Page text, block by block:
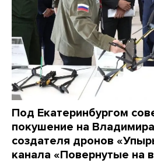
Под Екатеринбургом
покушение на
создателя дронов
канала «Повернутые на